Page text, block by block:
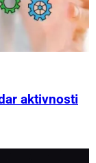
aktivnosti